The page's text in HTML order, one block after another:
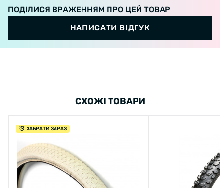
ПОДІЛИСЯ ВРАЖЕННЯМ ПРО ЦЕЙ ТОВАР
НАПИСАТИ ВІДГУК
СХОЖІ ТОВАРИ
ЗАБРАТИ ЗАРАЗ